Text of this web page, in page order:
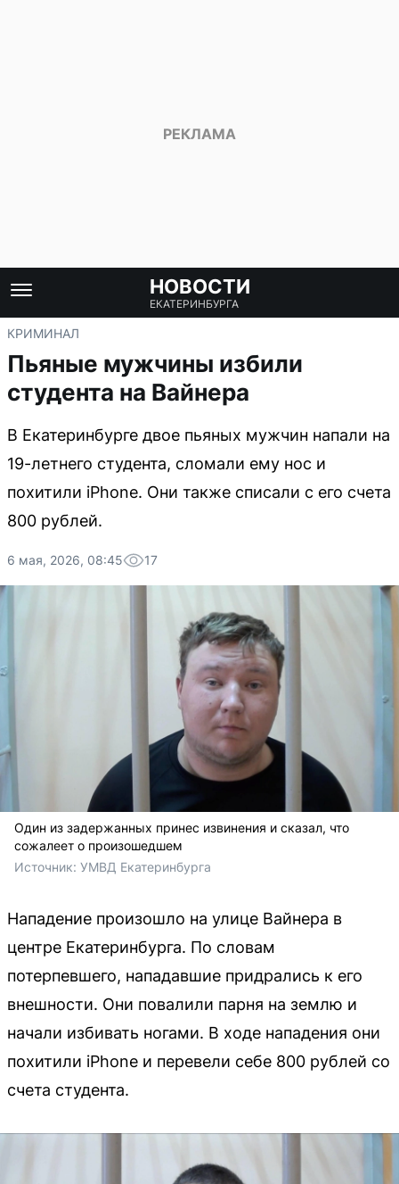
НОВОСТИ
ЕКАТЕРИНБУРГА
КРИМИНАЛ
Пьяные мужчины избили
студента на Вайнера
В Екатеринбурге двое пьяных мужчин напали на
19-летнего студента, сломали ему нос и
похитили iPhone. Они также списали с его счета
800 рублей.
6 мая, 2026, 08:45 17
Один из задержанных принес извинения и сказал, что
сожалеет о произошедшем
Источник: УМВД Екатеринбурга
Нападение произошло на улице Вайнера в
центре Екатеринбурга. По словам
потерпевшего, нападавшие придрались к его
внешности. Они повалили парня на землю и
начали избивать ногами. В ходе нападения они
похитили iPhone и перевели себе 800 рублей со
счета студента.